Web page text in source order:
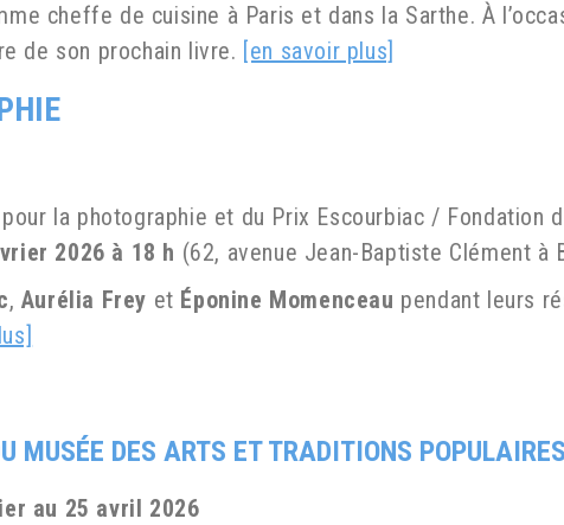
cheffe de cuisine à Paris et dans la Sarthe. À
de son prochain livre. [en savoir plus]
la photographie et du Prix Escourbiac / Fondation
2026 à 18 h (62, avenue Jean-Baptiste Clément à
, Aurélia Frey et Éponine Momenceau pendant leurs
MUSÉE DES ARTS ET TRADITIONS POPULAIRES
au 25 avril 2026